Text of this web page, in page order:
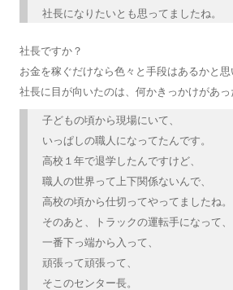
社長になりたいとも思ってましたね。
社長ですか？
お金を稼ぐだけなら色々と手段はあるかと思
社長に目が向いたのは、何かきっかけがあっ
子どもの頃から現場にいて、
いっぱしの職人になってたんです。
高校１年で退学したんですけど、
職人の世界って上下関係ないんで、
高校の頃から仕切ってやってましたね。
そのあと、トラックの運転手になって、
一番下っ端から入って、
頑張って頑張って、
そこのセンター長。